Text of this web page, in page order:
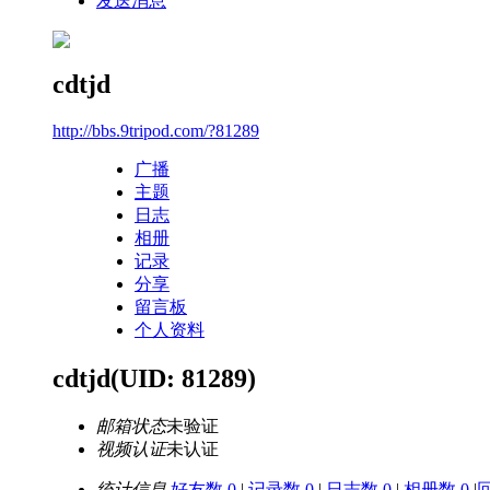
cdtjd
http://bbs.9tripod.com/?81289
广播
主题
日志
相册
记录
分享
留言板
个人资料
cdtjd(UID: 81289)
邮箱状态未验证
视频认证未认证